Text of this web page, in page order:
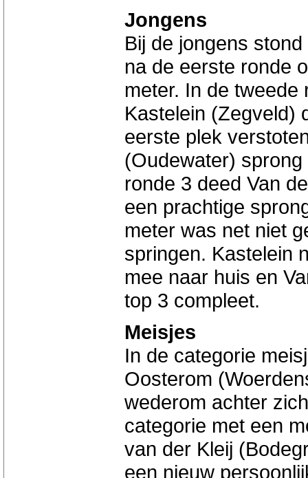
Jongens
Bij de jongens
na de eerste ronde
meter. In de
Kastelein (Zegveld)
eerste plek
(Oudewater)
ronde 3 deed Van
een prachtige
meter was net niet
springen. Kastelein
mee naar huis en
top 3 compleet.
Meisjes
In de categorie
Oosterom
wederom achter
categorie met een
van der Kleij
een nieuw